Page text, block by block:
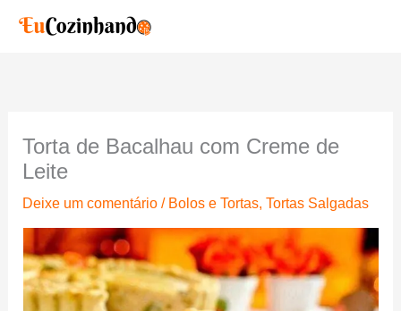
para
Torta de Bacalhau com Creme de
Leite
Deixe um comentário / Bolos e Tortas ,Tortas Salgadas